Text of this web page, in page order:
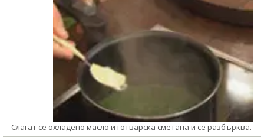
Слагат се охладено масло и готварска сметана и се разбърква.